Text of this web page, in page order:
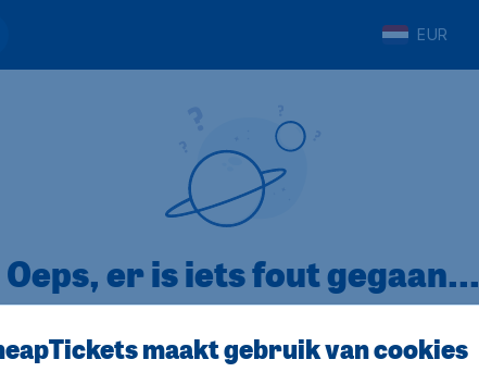
EUR
Oeps, er is iets fout gegaan...
maakt gebruik van cookies